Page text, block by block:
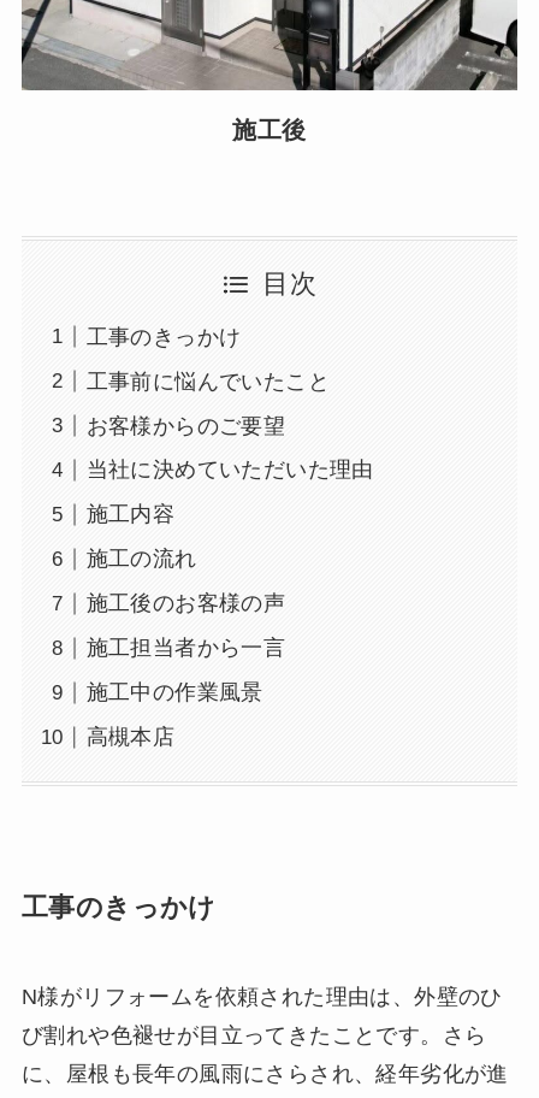
施工後
目次
工事のきっかけ
工事前に悩んでいたこと
お客様からのご要望
当社に決めていただいた理由
施工内容
施工の流れ
施工後のお客様の声
施工担当者から一言
施工中の作業風景
高槻本店
工事のきっかけ
N様がリフォームを依頼された理由は、外壁のひ
び割れや色褪せが目立ってきたことです。さら
に、屋根も長年の風雨にさらされ、経年劣化が進